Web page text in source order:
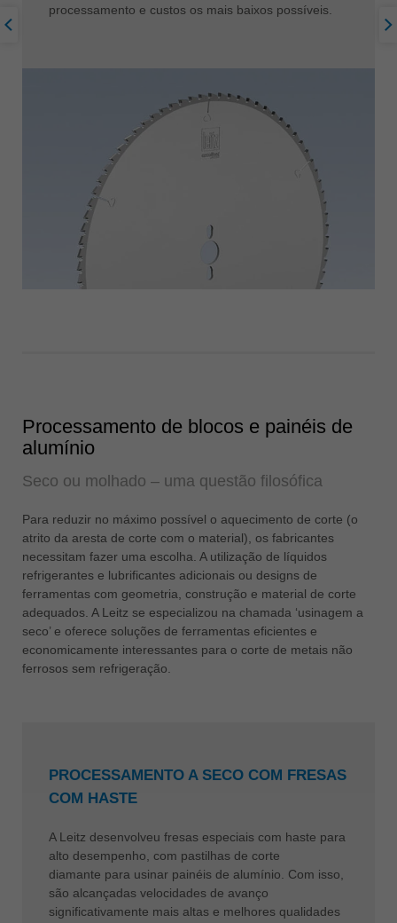
processamento e custos os mais baixos possíveis.
Processamento de blocos e painéis de
alumínio
Seco ou molhado – uma questão filosófica
Para reduzir no máximo possível o aquecimento de corte (o
atrito da aresta de corte com o material), os fabricantes
necessitam fazer uma escolha. A utilização de líquidos
refrigerantes e lubrificantes adicionais ou designs de
ferramentas com geometria, construção e material de corte
adequados. A Leitz se especializou na chamada ‘usinagem a
seco’ e oferece soluções de ferramentas eficientes e
economicamente interessantes para o corte de metais não
ferrosos sem refrigeração.
PROCESSAMENTO A SECO COM FRESAS
COM HASTE
A Leitz desenvolveu fresas especiais com haste para
alto desempenho, com pastilhas de corte
diamante para usinar painéis de alumínio. Com isso,
são alcançadas velocidades de avanço
significativamente mais altas e melhores qualidades